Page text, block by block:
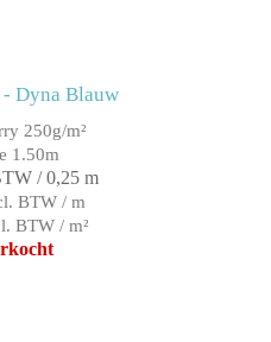
Dyna Blauw
250g/m²
1.50m
/ 0,25 m
BTW / m
BTW / m²